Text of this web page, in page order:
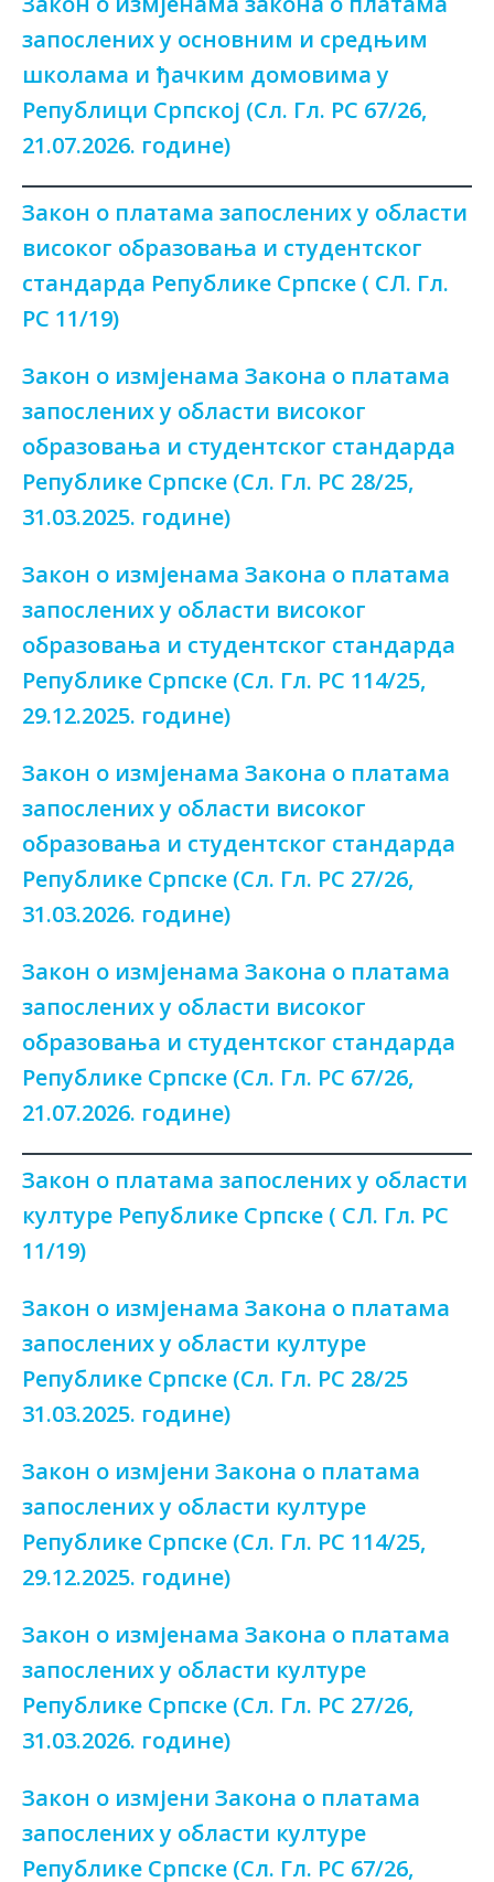
запослених у основним и средњим
школама и ђачким домовима у
Републици Српској (Сл. Гл. РС 67/26,
21.07.2026. године)
Закон о платама запослених у области
високог образовања и студентског
стандарда Републике Српске ( СЛ. Гл.
РС 11/19)
Закон о измјенама Закона о платама
запослених у области високог
образовања и студентског стандарда
Републике Српске (Сл. Гл. РС 28/25,
31.03.2025. године)
Закон о измјенама Закона о платама
запослених у области високог
образовања и студентског стандарда
Републике Српске (Сл. Гл. РС 114/25,
29.12.2025. године)
Закон о измјенама Закона о платама
запослених у области високог
образовања и студентског стандарда
Републике Српске (Сл. Гл. РС 27/26,
31.03.2026. године)
Закон о измјенама Закона о платама
запослених у области високог
образовања и студентског стандарда
Републике Српске (Сл. Гл. РС 67/26,
21.07.2026. године)
Закон о платама запослених у области
културе Републике Српске ( СЛ. Гл. РС
11/19)
Закон о измјенама Закона о платама
запослених у области културе
Републике Српске (Сл. Гл. РС 28/25
31.03.2025. године)
Закон о измјени Закона о платама
запослених у области културе
Републике Српске (Сл. Гл. РС 114/25,
29.12.2025. године)
Закон о измјенама Закона о платама
запослених у области културе
Републике Српске (Сл. Гл. РС 27/26,
31.03.2026. године)
Закон о измјени Закона о платама
запослених у области културе
Републике Српске (Сл. Гл. РС 67/26,